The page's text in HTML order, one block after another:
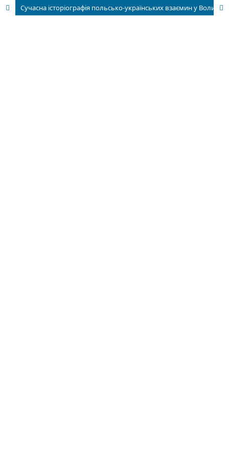
Сучасна історіографія польсько-українських взаємин у Волинському воєводстві II Речіпосполитої: суспільно-політичне життя